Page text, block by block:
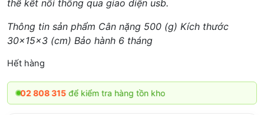
thể kết nối thông qua giao diện usb.
Thông tin sản phẩm Cân nặng 500 (g) Kích thước
30x15x3 (cm) Bảo hành 6 tháng
Hết hàng
808 315để kiểm tra hàng tồn kho